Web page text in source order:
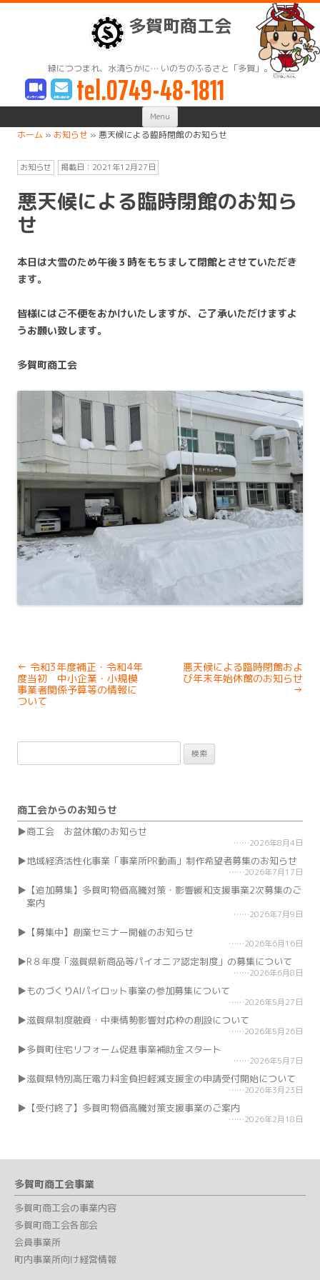
多賀町商工会
緑につつまれ、水清らかに… いのちのふるさと「多賀」。
tel.0749-48-1811
Menu Skip
content
ホーム » お知らせ » 悪天候による臨時閉館のお知らせ
お知らせ 掲載日： 2021年12月27日
悪天候による臨時閉館のお知ら
せ
本日は大雪のため午後３時をもちまして閉館とさせていただき
ます。
皆様にはご不便をおかけいたしますが、ご了承いただけますよ
うお願い致します。
多賀町商工会
Post
navigation
← 令和3年度補正・令和4年
度当初 中小企業・小規模
事業者関係予算等の情報に
ついて
悪天候による臨時閉館およ
び年末年始休館のお知らせ
→
索:
商工会からのお知らせ
商工会 お盆休館のお知らせ
2026年8月4日
地域経済活性化事業「事業所PR動画」制作希望者募集のお知らせ
2026年7月17日
【追加募集】多賀町物価高騰対策・影響緩和支援事業2次募集のご
案内
2026年7月9日
【募集中】創業セミナー開催のお知らせ
2026年6月16日
R８年度「滋賀県新商品等パイオニア認定制度」の募集について
2026年6月8日
ものづくりAIパイロット事業の参加募集について
2026年5月27日
滋賀県制度融資・中東情勢影響対応枠の創設について
2026年5月26日
多賀町住宅リフォーム促進事業補助金スタート
2026年5月7日
滋賀県特別高圧電力料金負担軽減支援金の申請受付開始について
2026年3月23日
【受付終了】多賀町物価高騰対策支援事業のご案内
2026年2月18日
多賀町商工会事業
多賀町商工会の事業内容
多賀町商工会各部会
会員事業所
町内事業所向け経営情報